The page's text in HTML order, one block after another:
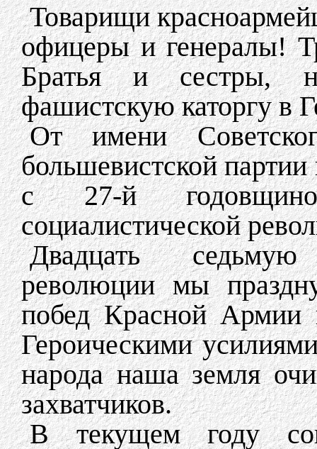
Товарищи
офицеры и генералы!
Братья и сестры,
фашистскую каторгу в
От имени
большевистской
с 27-й
социалистической
Двадцать
революции мы
побед Красной Армии
Героическими
народа наша земля
захватчиков.
В текущем году